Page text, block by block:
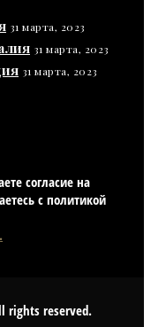
31 марта, 2023
31 марта, 2023
31 марта, 2023
согласие на
с политикой
rights reserved.